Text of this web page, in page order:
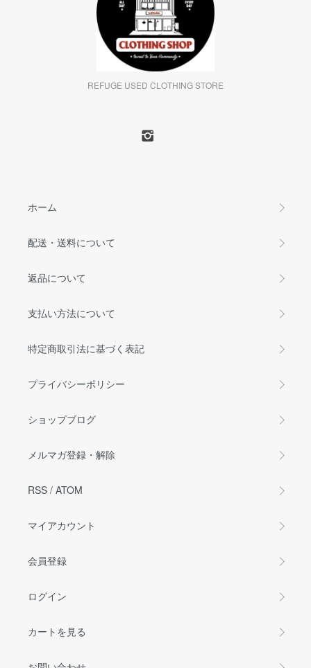
REFUGE USED CLOTHING STORE
ホーム
配送・送料について
返品について
支払い方法について
特定商取引法に基づく表記
プライバシーポリシー
ショップブログ
メルマガ登録・解除
RSS / ATOM
マイアカウント
会員登録
ログイン
カートを見る